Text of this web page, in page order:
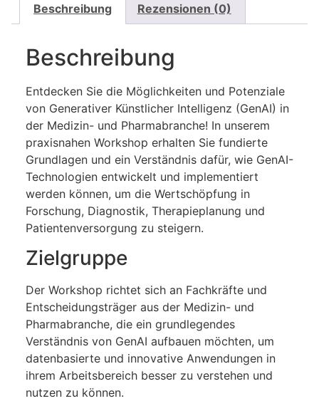
Beschreibung Rezensionen (0)
Beschreibung
Entdecken Sie die Möglichkeiten und Potenziale
von Generativer Künstlicher Intelligenz (GenAI) in
der Medizin- und Pharmabranche! In unserem
praxisnahen Workshop erhalten Sie fundierte
Grundlagen und ein Verständnis dafür, wie GenAI-
Technologien entwickelt und implementiert
werden können, um die Wertschöpfung in
Forschung, Diagnostik, Therapieplanung und
Patientenversorgung zu steigern.
Zielgruppe
Der Workshop richtet sich an Fachkräfte und
Entscheidungsträger aus der Medizin- und
Pharmabranche, die ein grundlegendes
Verständnis von GenAI aufbauen möchten, um
datenbasierte und innovative Anwendungen in
ihrem Arbeitsbereich besser zu verstehen und
nutzen zu können.